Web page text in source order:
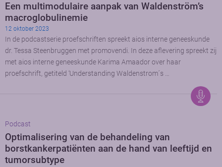
Een multimodulaire aanpak van Waldenström’s
macroglobulinemie
12 oktober 2023
In de podcastserie proefschriften spreekt aios interne geneeskunde
dr. Tessa Steenbruggen met promovendi. In deze aflevering spreekt zij
met aios interne geneeskunde Karima Amaador over haar
proefschrift, getiteld ‘Understanding Waldenstrom´s …
Podcast
Optimalisering van de behandeling van
borstkankerpatiënten aan de hand van leeftijd en
tumorsubtype